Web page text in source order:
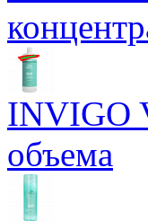
INVIGO
объема